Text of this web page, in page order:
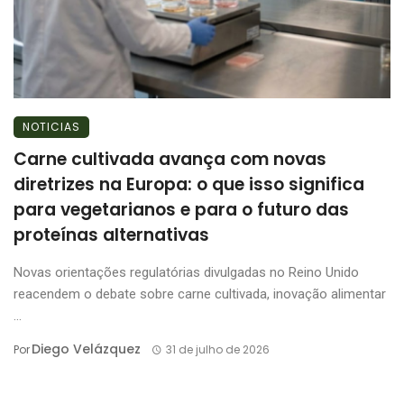
NOTICIAS
Carne cultivada avança com novas
diretrizes na Europa: o que isso significa
para vegetarianos e para o futuro das
proteínas alternativas
Novas orientações regulatórias divulgadas no Reino Unido
reacendem o debate sobre carne cultivada, inovação alimentar
...
PorDiego Velázquez 31 de julho de 2026